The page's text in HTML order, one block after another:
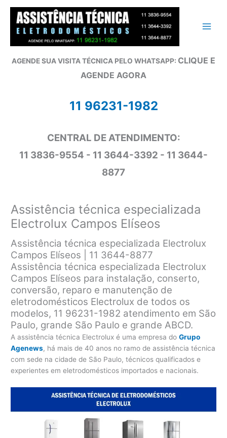
conteúdo
AGENDE SUA VISITA TÉCNICA PELO WHATSAPP: CLIQUE E
AGENDE AGORA
11 96231-1982
CENTRAL DE ATENDIMENTO:
11 3836-9554 - 11 3644-3392 - 11 3644-
8877
Assistência técnica especializada
Electrolux Campos Elíseos
Assistência técnica especializada Electrolux
Campos Elíseos | 11 3644-8877
Assistência técnica especializada Electrolux
Campos Elíseos para instalação, conserto,
conversão, reparo e manutenção de
eletrodomésticos Electrolux de todos os
modelos, 11 96231-1982 atendimento em São
Paulo, grande São Paulo e grande ABCD.
A assistência técnica Electrolux é uma empresa doGrupo
Agenews, há mais de 40 anos no ramo de assistência técnica
com sede na cidade de São Paulo, técnicos qualificados e
experientes em eletrodomésticos importados e nacionais.